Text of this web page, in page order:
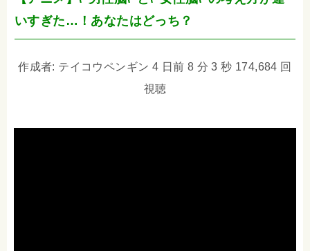
いすぎた…！あなたはどっち？
作成者: テイコウペンギン 4 日前 8 分 3 秒 174,684 回
視聴